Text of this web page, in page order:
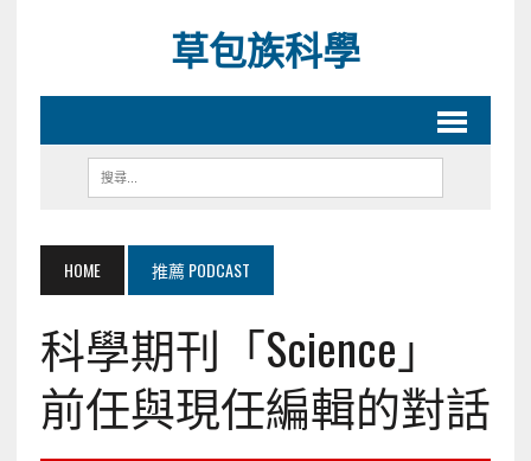
草包族科學
HOME 推薦 PODCAST
科學期刊「Science」
前任與現任編輯的對話